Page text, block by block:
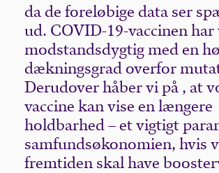
da de foreløbige data ser
ud. COVID-19-vaccinen har
modstandsdygtig med en
dækningsgrad overfor
Derudover håber vi på , at
vaccine kan vise en længere
holdbarhed – et vigtigt
samfundsøkonomien, hvis
fremtiden skal have